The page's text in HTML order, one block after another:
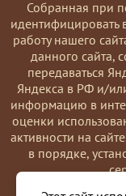
Coбранная при
идентифицировать
работу нашего
данного сайта,
передаваться
Яндекса в РФ и/
информацию в
оценки
активности на
в порядке,
Вы можете